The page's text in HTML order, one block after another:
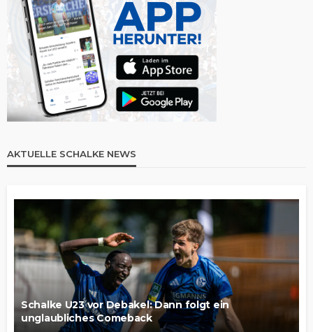
AKTUELLE SCHALKE NEWS
Schalke U23 vor Debakel: Dann folgt ein
unglaubliches Comeback